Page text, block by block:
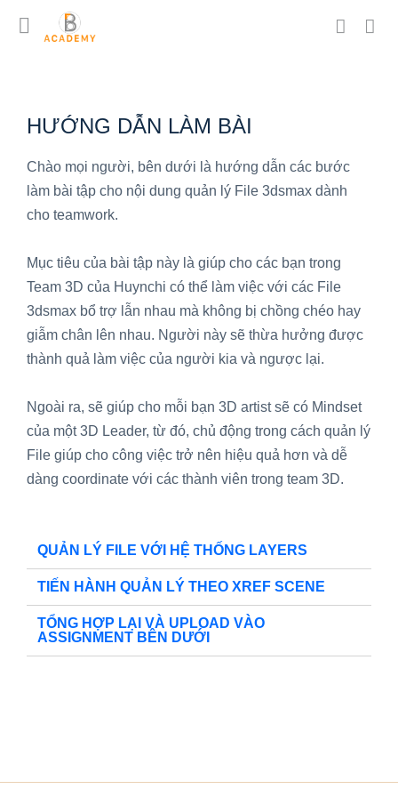
HƯỚNG DẪN LÀM BÀI
Chào mọi người, bên dưới là hướng dẫn các bước
làm bài tập cho nội dung quản lý File 3dsmax dành
cho teamwork.
Mục tiêu của bài tập này là giúp cho các bạn trong
Team 3D của Huynchi có thể làm việc với các File
3dsmax bổ trợ lẫn nhau mà không bị chồng chéo hay
giẫm chân lên nhau. Người này sẽ thừa hưởng được
thành quả làm việc của người kia và ngược lại.
Ngoài ra, sẽ giúp cho mỗi bạn 3D artist sẽ có Mindset
của một 3D Leader, từ đó, chủ động trong cách quản lý
File giúp cho công việc trở nên hiệu quả hơn và dễ
dàng coordinate với các thành viên trong team 3D.
QUẢN LÝ FILE VỚI HỆ THỐNG LAYERS
TIẾN HÀNH QUẢN LÝ THEO XREF SCENE
TỔNG HỢP LẠI VÀ UPLOAD VÀO
ASSIGNMENT BÊN DƯỚI